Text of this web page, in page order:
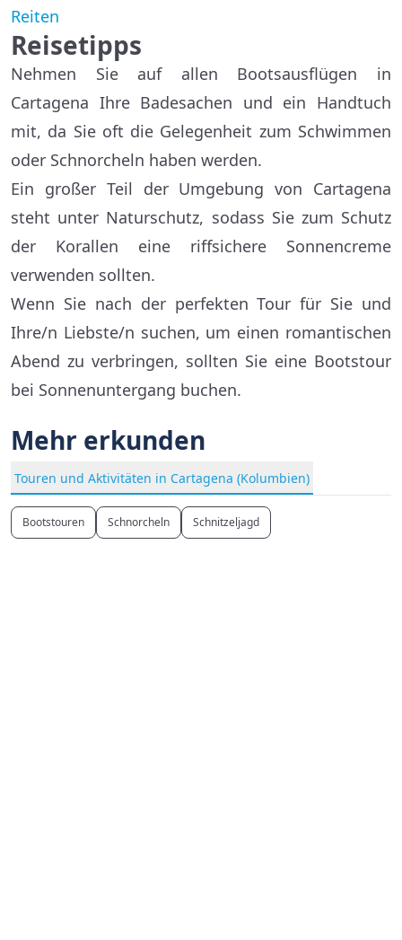
Reiten
Reisetipps
Nehmen Sie auf allen Bootsausflügen in
Cartagena Ihre Badesachen und ein Handtuch
mit, da Sie oft die Gelegenheit zum Schwimmen
oder Schnorcheln haben werden.
Ein großer Teil der Umgebung von Cartagena
steht unter Naturschutz, sodass Sie zum Schutz
der Korallen eine riffsichere Sonnencreme
verwenden sollten.
Wenn Sie nach der perfekten Tour für Sie und
Ihre/n Liebste/n suchen, um einen romantischen
Abend zu verbringen, sollten Sie eine Bootstour
bei Sonnenuntergang buchen.
Mehr erkunden
Touren und Aktivitäten in Cartagena (Kolumbien)
Bootstouren Schnorcheln Schnitzeljagd